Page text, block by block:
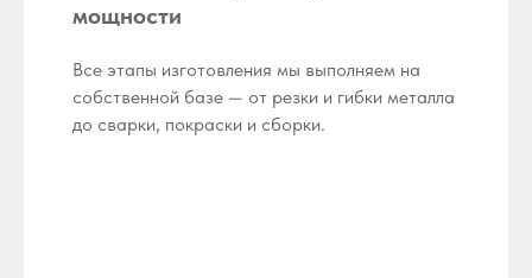
мощности
Все этапы изготовления мы выполняем на
собственной базе — от резки и гибки металла
до сварки, покраски и сборки.